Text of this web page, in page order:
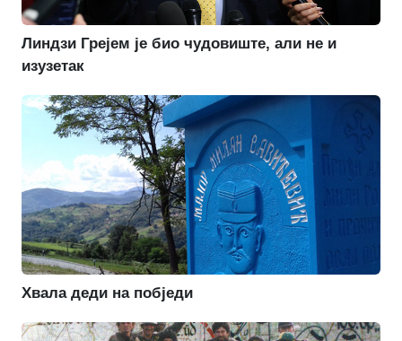
Линдзи Грејем је био чудовиште, али не и
изузетак
Хвала деди на побједи